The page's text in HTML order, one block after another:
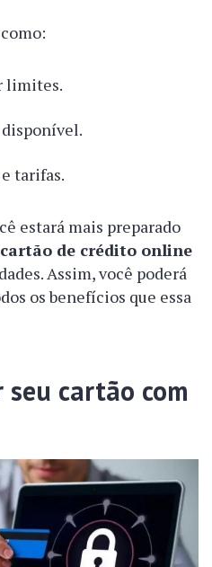
limites.
tarifas.
estará mais preparado
de crédito online
Assim, você poderá
os benefícios que essa
seu cartão com